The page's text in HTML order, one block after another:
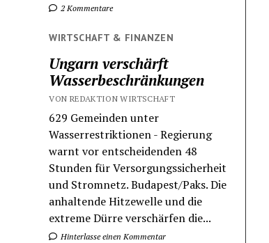
2 Kommentare
WIRTSCHAFT & FINANZEN
Ungarn verschärft
Wasserbeschränkungen
VON REDAKTION WIRTSCHAFT
629 Gemeinden unter
Wasserrestriktionen - Regierung
warnt vor entscheidenden 48
Stunden für Versorgungssicherheit
und Stromnetz. Budapest/Paks. Die
anhaltende Hitzewelle und die
extreme Dürre verschärfen die...
Hinterlasse einen Kommentar